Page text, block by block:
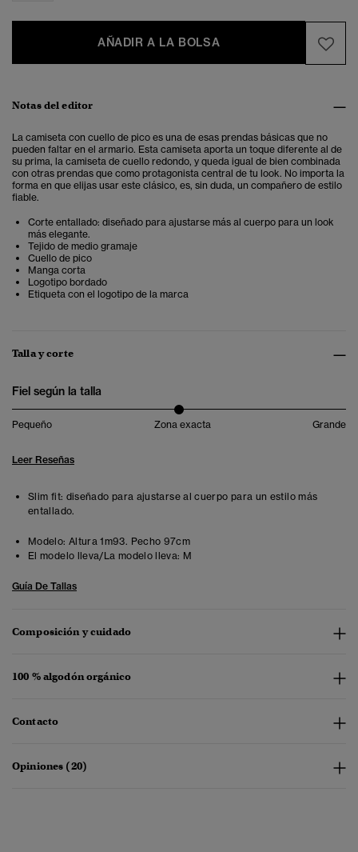
AÑADIR A LA BOLSA
Notas del editor
La camiseta con cuello de pico es una de esas prendas básicas que no
pueden faltar en el armario. Esta camiseta aporta un toque diferente al de
su prima, la camiseta de cuello redondo, y queda igual de bien combinada
con otras prendas que como protagonista central de tu look. No importa la
forma en que elijas usar este clásico, es, sin duda, un compañero de estilo
fiable.
Corte entallado: diseñado para ajustarse más al cuerpo para un look
más elegante .
Tejido de medio gramaje
Cuello de pico
Manga corta
Logotipo bordado
Etiqueta con el logotipo de la marca
Talla y corte
Fiel según la talla
Pequeño Zona exacta Grande
Leer Reseñas
Slim fit: diseñado para ajustarse al cuerpo para un estilo más
entallado.
Modelo: Altura 1m93. Pecho 97cm
El modelo lleva/La modelo lleva: M
Guía De Tallas
Composición y cuidado
100 % algodón orgánico
Contacto
Opiniones (20)